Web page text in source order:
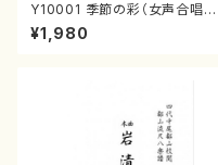
Y10001 季節の彩（女声合唱、
ピアノ/山岸徹/楽譜）
¥1,980